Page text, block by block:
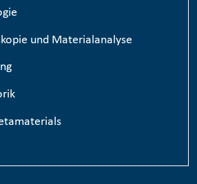
und Materialanalyse